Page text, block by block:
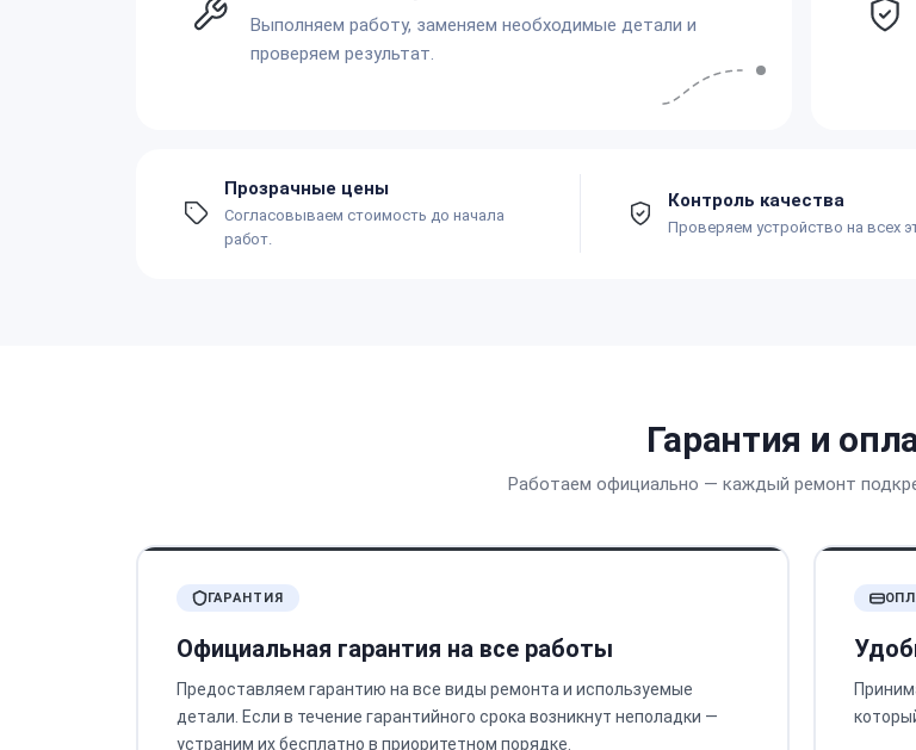
Выполняем работу, заменяем необходимые детали и
проверяем результат.
Прозрачные цены
Согласовываем стоимость до начала
работ.
Контроль качества
Проверяем устройство на всех
Гарантия и
Работаем официально — каждый ремонт
ГАРАНТИЯ
Официальная гарантия на все работы
Предоставляем гарантию на все виды ремонта и используемые
детали. Если в течение гарантийного срока возникнут неполадки —
устраним их бесплатно в приоритетном порядке.